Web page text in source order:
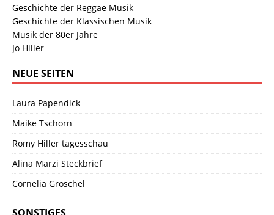
Geschichte der Reggae Musik
Geschichte der Klassischen Musik
Musik der 80er Jahre
Jo Hiller
NEUE SEITEN
Laura Papendick
Maike Tschorn
Romy Hiller tagesschau
Alina Marzi Steckbrief
Cornelia Gröschel